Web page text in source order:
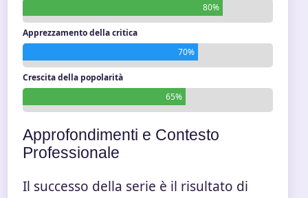
80%
Apprezzamento della critica
70%
Crescita della popolarità
65%
Approfondimenti e Contesto
Professionale
Il successo della serie è il risultato di